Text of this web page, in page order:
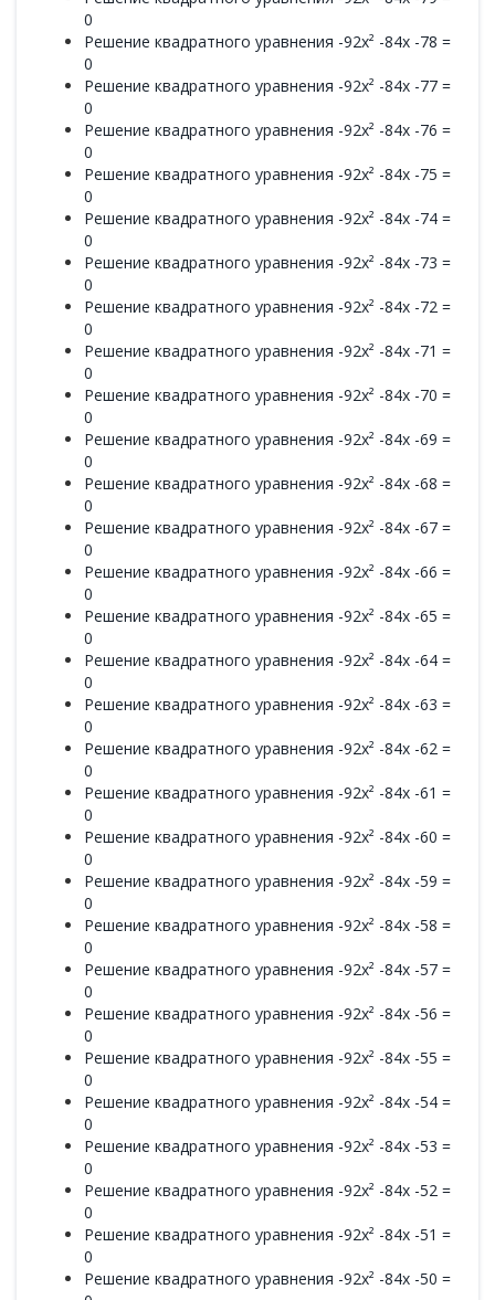
0
Решение квадратного уравнения -92x² -84x -78 =
0
Решение квадратного уравнения -92x² -84x -77 =
0
Решение квадратного уравнения -92x² -84x -76 =
0
Решение квадратного уравнения -92x² -84x -75 =
0
Решение квадратного уравнения -92x² -84x -74 =
0
Решение квадратного уравнения -92x² -84x -73 =
0
Решение квадратного уравнения -92x² -84x -72 =
0
Решение квадратного уравнения -92x² -84x -71 =
0
Решение квадратного уравнения -92x² -84x -70 =
0
Решение квадратного уравнения -92x² -84x -69 =
0
Решение квадратного уравнения -92x² -84x -68 =
0
Решение квадратного уравнения -92x² -84x -67 =
0
Решение квадратного уравнения -92x² -84x -66 =
0
Решение квадратного уравнения -92x² -84x -65 =
0
Решение квадратного уравнения -92x² -84x -64 =
0
Решение квадратного уравнения -92x² -84x -63 =
0
Решение квадратного уравнения -92x² -84x -62 =
0
Решение квадратного уравнения -92x² -84x -61 =
0
Решение квадратного уравнения -92x² -84x -60 =
0
Решение квадратного уравнения -92x² -84x -59 =
0
Решение квадратного уравнения -92x² -84x -58 =
0
Решение квадратного уравнения -92x² -84x -57 =
0
Решение квадратного уравнения -92x² -84x -56 =
0
Решение квадратного уравнения -92x² -84x -55 =
0
Решение квадратного уравнения -92x² -84x -54 =
0
Решение квадратного уравнения -92x² -84x -53 =
0
Решение квадратного уравнения -92x² -84x -52 =
0
Решение квадратного уравнения -92x² -84x -51 =
0
Решение квадратного уравнения -92x² -84x -50 =